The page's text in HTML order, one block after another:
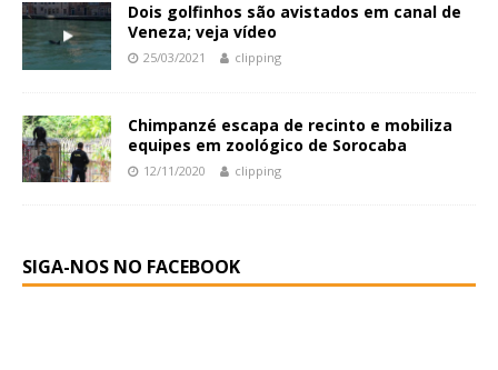
Dois golfinhos são avistados em canal de
Veneza; veja vídeo
25/03/2021 clipping
Chimpanzé escapa de recinto e mobiliza
equipes em zoológico de Sorocaba
12/11/2020 clipping
SIGA-NOS NO FACEBOOK